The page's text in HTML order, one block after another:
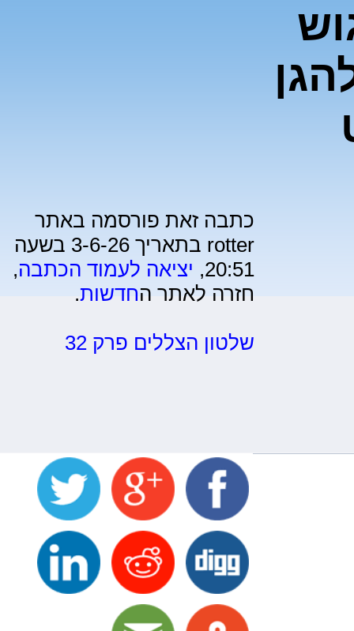
כתבה זאת פורסמה באתר
rotter בתאריך 3-6-26 בשעה
20:51, יציאה לעמוד הכתבה,
חזרה לאתר החדשות.
שלטון הצללים פרק 32